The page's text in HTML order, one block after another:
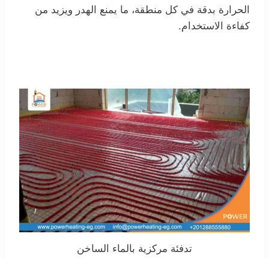
الحرارة بدقة في كل منطقة، ما يمنع الهدر ويزيد من
كفاءة الاستخدام.
تدفئة مركزية بالماء الساخن